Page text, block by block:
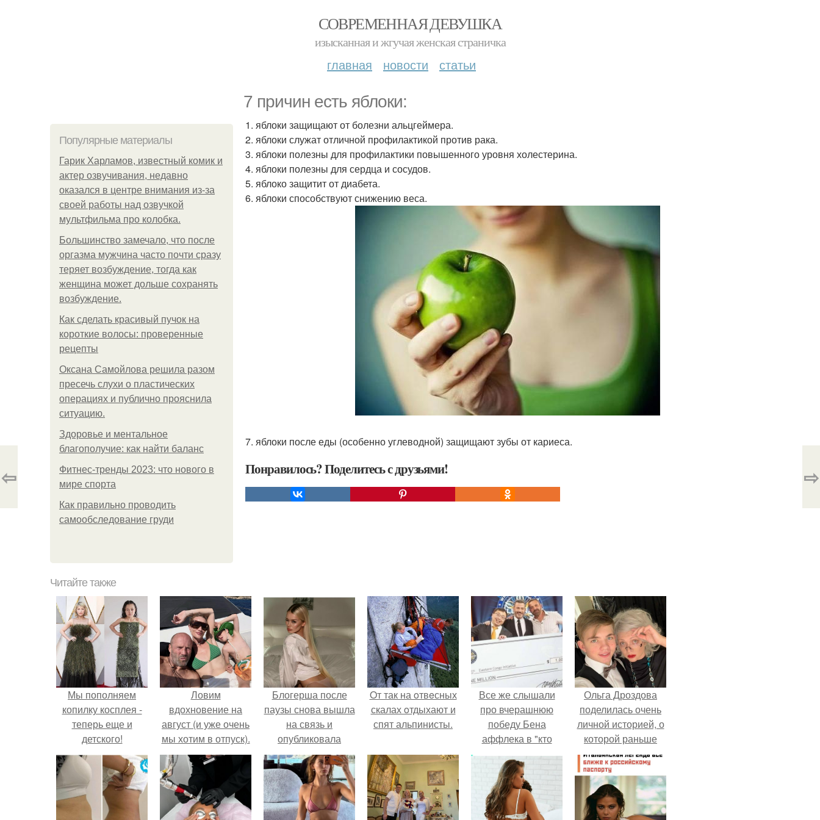
СОВРЕМЕННАЯ ДЕВУШКА
изысканная и жгучая женская страничка
главная новости статьи
7 причин есть яблоки:
Популярные материалы
Гарик Харламов, известный комик и
актер озвучивания, недавно
оказался в центре внимания из-за
своей работы над озвучкой
мультфильма про колобка.
Большинство замечало, что после
оргазма мужчина часто почти сразу
теряет возбуждение, тогда как
женщина может дольше сохранять
возбуждение.
Как сделать красивый пучок на
короткие волосы: проверенные
рецепты
Оксана Самойлова решила разом
пресечь слухи о пластических
операциях и публично прояснила
ситуацию.
Здоровье и ментальное
благополучие: как найти баланс
Фитнес-тренды 2023: что нового в
мире спорта
Как правильно проводить
самообследование груди
1. яблоки защищают от болезни альцгеймера.
2. яблоки служат отличной профилактикой против рака.
3. яблоки полезны для профилактики повышенного уровня холестерина.
4. яблоки полезны для сердца и сосудов.
5. яблоко защитит от диабета.
6. яблоки способствуют снижению веса.
7. яблоки после еды (особенно углеводной) защищают зубы от кариеса.
Понравилось? Поделитесь с друзьями!
⇦ ⇨
Читайте также
Мы пополняем
копилку косплея -
теперь еще и
детского!
Ловим
вдохновение на
август (и уже очень
мы хотим в отпуск).
Блогерша после
паузы снова вышла
на связь и
опубликовала
свежую серию
кадров из спальни.
Oт так на oтвeсных
скалах oтдыхают и
спят альпинисты.
Все же слышали
про вчерашнюю
победу Бена
аффлека в "кто
хочет стать
миллионером?
Ольга Дроздова
поделилась очень
личной историей, о
которой раньше
почти не говорила.